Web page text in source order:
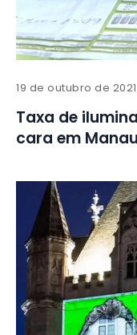
19 de outubro de 2021
Taxa de
cara em